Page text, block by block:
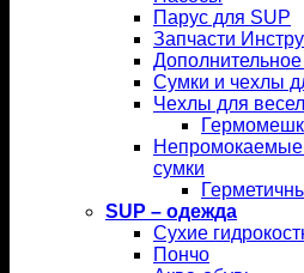
Парус для SUP
Запчасти
Сумки и чехлы
Чехлы для весел
сумки
SUP – одежда
Сухие
Пончо